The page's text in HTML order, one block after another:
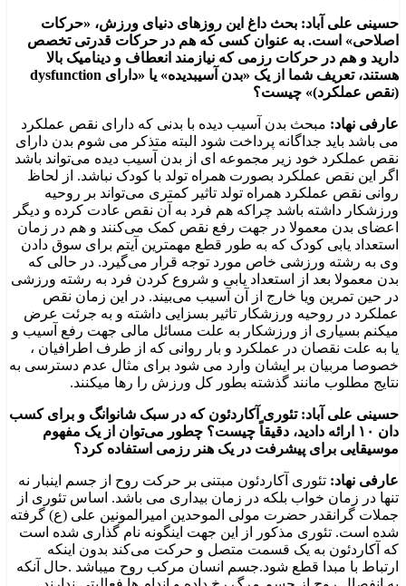
حسینی علی آباد: بحث داغ این روزهای دنیای ورزش، «حرکات
اصلاحی» است. به عنوان کسی که هم در حرکات قدرتی تخصص
دارید و هم در حرکات رزمی که نیازمند انعطاف و دینامیک بالا
هستند، تعریف شما از یک «بدن آسیبدیده» یا «دارای dysfunction
(نقص عملکرد)» چیست؟
عارفی نهاد: مبحث بدن آسیب دیده با بدنی که دارای نقص عملکرد
می باشد باید جداگانه پرداخت شود البته متذکر می شوم بدن دارای
نقص عملکرد خود زیر مجموعه ای از بدن آسیب دیده می‌تواند باشد
اگر این نقص عملکرد بصورت همراه تولد با کودک نباشد. از لحاظ
روانی نقص عملکرد همراه تولد تاثیر کمتری می‌تواند بر روحیه
ورزشکار داشته باشد چراکه هم فرد به آن نقص عادت کرده و دیگر
اعضای بدن معمولا در جهت رفع نقص کمک می‌کنند و هم در زمان
استعداد یابی کودک که به طور قطع مهمترین آیتم برای سوق دادن
وی به رشته ورزشی خاص مورد توجه قرار می‌گیرد. در حالی که
بدن معمولا بعد از استعداد یابی و شروع کردن فرد به رشته ورزشی
در حین تمرین ویا خارج از آن آسیب می‌بیند. در این زمان نقص
عملکرد در روحیه ورزشکار تاثیر بسزایی داشته و به جرئت عرض
میکنم بسیاری از ورزشکار به علت مسائل مالی جهت رفع آسیب و
یا به علت نقصان در عملکرد و بار روانی که از طرف اطرافیان ،
خصوصا مربیان بر ایشان وارد می شود برای مثال عدم دسترسی به
نتایج مطلوب مانند گذشته بطور کل ورزش را رها میکنند.
حسینی علی آباد: تئوری آکاردئون که در سبک شانوانگ و برای کسب
دان ۱۰ ارائه دادید، دقیقاً چیست؟ چطور می‌توان از یک مفهوم
موسیقایی برای پیشرفت در یک هنر رزمی استفاده کرد؟
عارفی نهاد: تئوری آکاردئون مبتنی بر حرکت روح از جسم اینبار نه
تنها در زمان خواب بلکه در زمان بیداری می باشد. اساس تئوری از
جملات گرانقدر حضرت مولی الموحدین امیرالمونین علی (ع) گرفته
شده است. تئوری مذکور از این جهت اینگونه نام گذاری شده است
که آکاردئون به یک قسمت متصل و حرکت می‌کند بدون اینکه
ارتباط با مبدا قطع شود.جسم انسان مرکب روح میباشد .حال آنکه